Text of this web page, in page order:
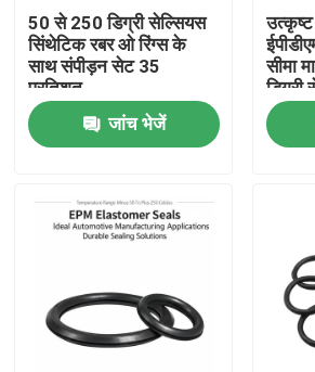
50 से 250 डिग्री सेल्सियस
सिंथेटिक रबर ओ रिंग्स के
साथ संपीड़न सेट 35
प्रतिशत
जांच भेजें
उत्कृष्ट
सीमा
उत्कृष्ट